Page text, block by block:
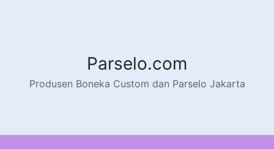
Parselo.com
Produsen Boneka Custom dan Parselo Jakarta